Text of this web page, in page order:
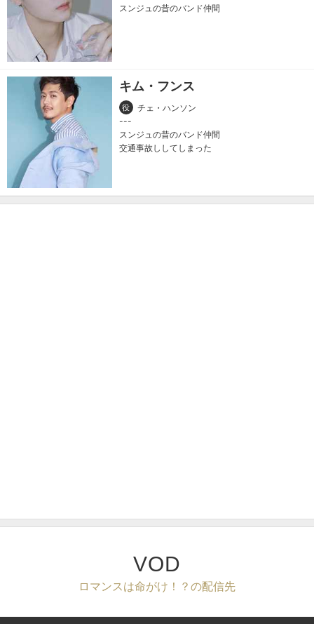
スンジュの昔のバンド仲間
キム・フンス
役 チェ・ハンソン
スンジュの昔のバンド仲間
交通事故ししてしまった
VOD
ロマンスは命がけ！？の配信先